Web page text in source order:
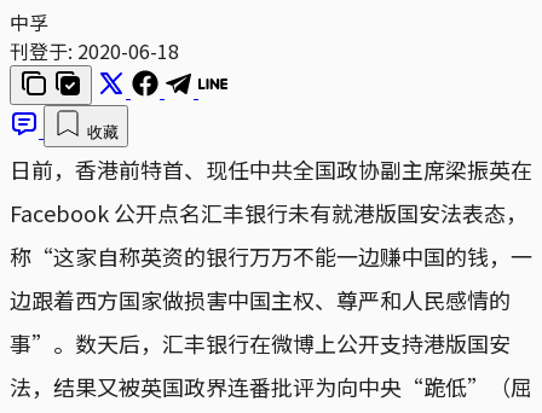
中孚
刊登于: 2020-06-18
收藏
日前，香港前特首、现任中共全国政协副主席梁振英在
Facebook 公开点名汇丰银行未有就港版国安法表态，
称“这家自称英资的银行万万不能一边赚中国的钱，一
边跟着西方国家做损害中国主权、尊严和人民感情的
事”。数天后，汇丰银行在微博上公开支持港版国安
法，结果又被英国政界连番批评为向中央“跪低”（屈